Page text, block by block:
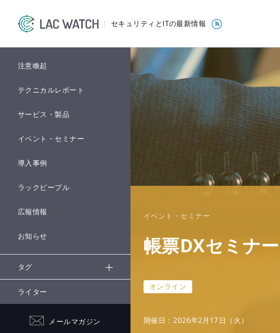
セキュリティとITの最新情報
注意喚起
テクニカルレポート
サービス・製品
イベント・セミナー
導入事例
ラックピープル
広報情報
お知らせ
タグ
ライター
メールマガジン
イベント・セミナー
帳票DXセミナ
オンライン
開催日：2026年2月17日（火）